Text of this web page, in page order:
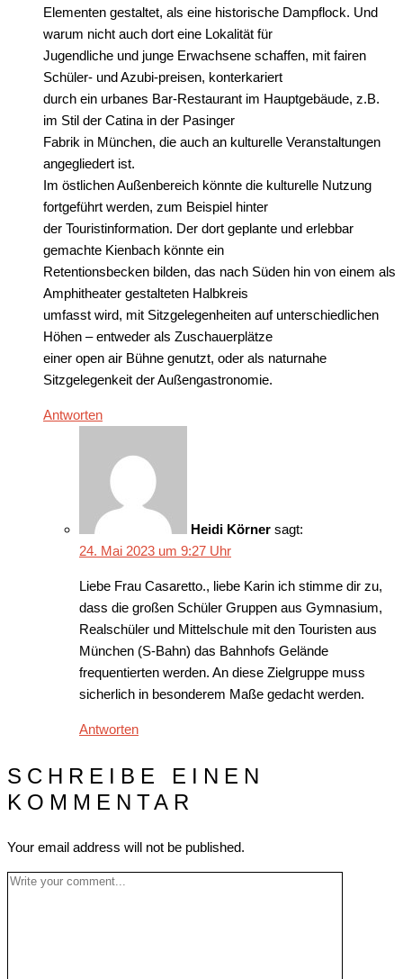
Elementen gestaltet, als eine historische Dampflock. Und
warum nicht auch dort eine Lokalität für
Jugendliche und junge Erwachsene schaffen, mit fairen
Schüler- und Azubi-preisen, konterkariert
durch ein urbanes Bar-Restaurant im Hauptgebäude, z.B.
im Stil der Catina in der Pasinger
Fabrik in München, die auch an kulturelle Veranstaltungen
angegliedert ist.
Im östlichen Außenbereich könnte die kulturelle Nutzung
fortgeführt werden, zum Beispiel hinter
der Touristinformation. Der dort geplante und erlebbar
gemachte Kienbach könnte ein
Retentionsbecken bilden, das nach Süden hin von einem als
Amphitheater gestalteten Halbkreis
umfasst wird, mit Sitzgelegenheiten auf unterschiedlichen
Höhen – entweder als Zuschauerplätze
einer open air Bühne genutzt, oder als naturnahe
Sitzgelegenkeit der Außengastronomie.
Antworten
Heidi Körner sagt:
24. Mai 2023 um 9:27 Uhr
Liebe Frau Casaretto., liebe Karin ich stimme dir zu,
dass die großen Schüler Gruppen aus Gymnasium,
Realschüler und Mittelschule mit den Touristen aus
München (S-Bahn) das Bahnhofs Gelände
frequentierten werden. An diese Zielgruppe muss
sicherlich in besonderem Maße gedacht werden.
Antworten
SCHREIBE EINEN
KOMMENTAR
Your email address will not be published.